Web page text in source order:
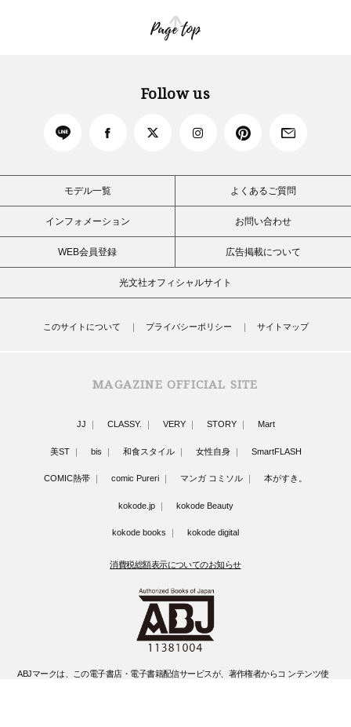
Page top
Follow us
モデル一覧 よくあるご質問
インフォメーション お問い合わせ
WEB会員登録 広告掲載について
光文社オフィシャルサイト
このサイトについて プライバシーポリシー サイトマップ
MAGAZINE OFFICIAL SITE
JJ CLASSY. VERY STORY Mart
美ST bis 和食スタイル 女性自身 SmartFLASH
COMIC熱帯 comic Pureri マンガ コミソル 本がすき。
kokode.jp kokode Beauty
kokode books kokode digital
消費税総額表示についてのお知らせ
ABJマークは、この電子書店・電子書籍配信サービスが、著作権者からコ ンテンツ使